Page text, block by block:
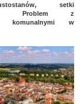
setki
Problem z
komunalnymi w